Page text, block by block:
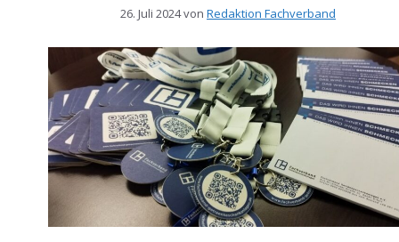
26. Juli 2024von Redaktion Fachverband